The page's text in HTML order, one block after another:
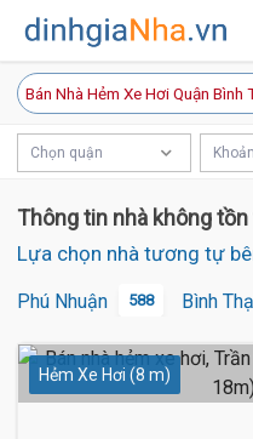
Bán Nhà Hẻm Xe Hơi Quận Bình
Chọn quận
Thông tin nhà không tồn
Lựa chọn nhà tương tự
Phú Nhuận 588 Bình
Hẻm Xe Hơi (8 m)